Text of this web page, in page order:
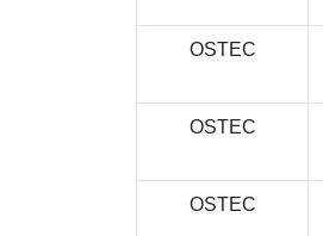
OSTEC
OSTEC
OSTEC